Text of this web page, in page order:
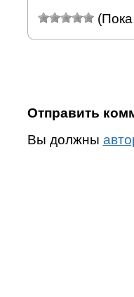
(Пока
Отправить
Вы должны